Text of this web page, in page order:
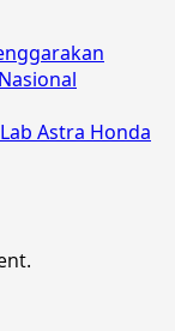
Astra Honda